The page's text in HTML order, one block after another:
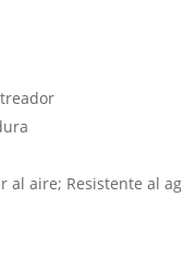
al aire; Resistente al